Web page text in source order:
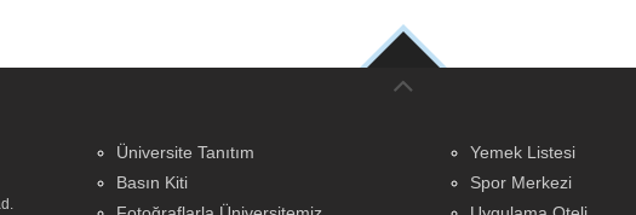
Üniversite Tanıtım
Basın Kiti
Yemek Listesi
Spor Merkezi